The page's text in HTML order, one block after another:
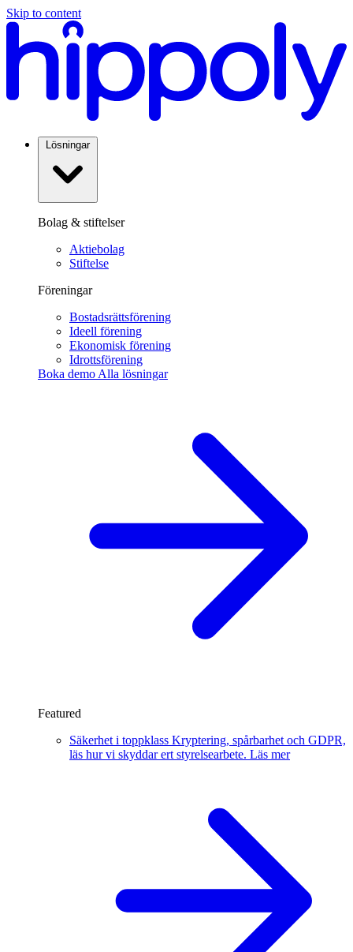
Skip to content
Lösningar
Bolag & stiftelser
Aktiebolag
Stiftelse
Föreningar
Bostadsrättsförening
Ideell förening
Ekonomisk förening
Idrottsförening
Boka demo Alla lösningar
Featured
Säkerhet i toppklass Kryptering, spårbarhet och GDPR,
läs hur vi skyddar ert styrelsearbete. Läs mer